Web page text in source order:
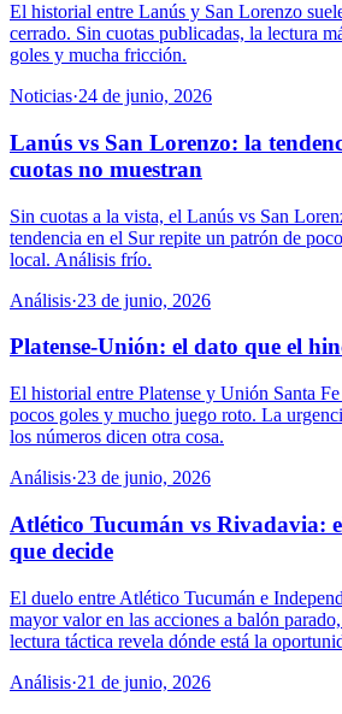
El historial entre Lanús y San Lorenzo
cerrado. Sin cuotas publicadas, la lectura
goles y mucha fricción.
Noticias·24 de junio, 2026
Lanús vs San Lorenzo: la
cuotas no muestran
Sin cuotas a la vista, el Lanús vs San
tendencia en el Sur repite un patrón de
local. Análisis frío.
Análisis·23 de junio, 2026
Platense-Unión: el dato que el
El historial entre Platense y Unión Santa
pocos goles y mucho juego roto. La
los números dicen otra cosa.
Análisis·23 de junio, 2026
Atlético Tucumán vs Rivadavia:
que decide
El duelo entre Atlético Tucumán e
mayor valor en las acciones a balón
lectura táctica revela dónde está la
Análisis·21 de junio, 2026